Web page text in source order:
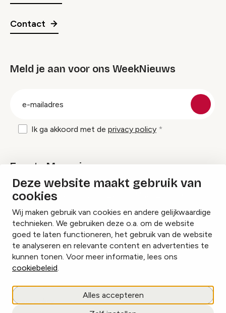
Deze website maakt gebruik van
cookies
Wij maken gebruik van cookies en andere gelijkwaardige
technieken. We gebruiken deze o.a. om de website
goed te laten functioneren, het gebruik van de website
te analyseren en relevante content en advertenties te
kunnen tonen. Voor meer informatie, lees ons
cookiebeleid.
Alles accepteren
Contact
Meld je aan voor ons WeekNieuws
Ik ga akkoord met de privacy policy
Events Magazine
Ik ontvang graag Events Magazine
InstagramFacebookLinkedIn
Cookies beheren
Privacy policy